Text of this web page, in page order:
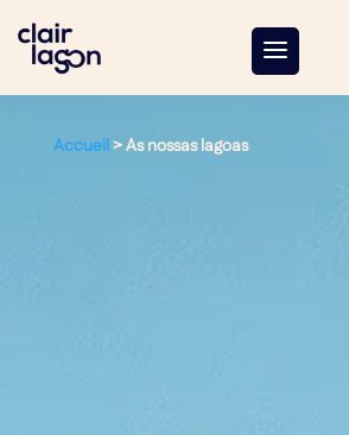
Accueil>As nossas lagoas